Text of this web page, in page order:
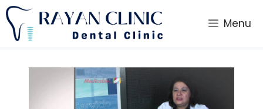
Saltar
al
contenido
Menu